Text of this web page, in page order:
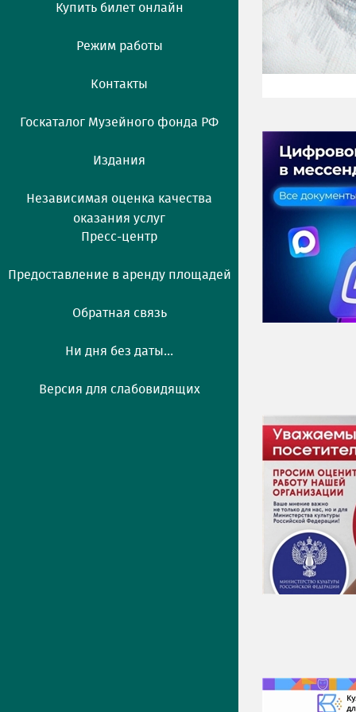
Купить билет онлайн
Режим работы
Контакты
Госкаталог Музейного фонда РФ
Издания
Независимая оценка качества
оказания услуг
Пресс-центр
Предоставление в аренду площадей
Обратная связь
Ни дня без даты...
Версия для слабовидящих